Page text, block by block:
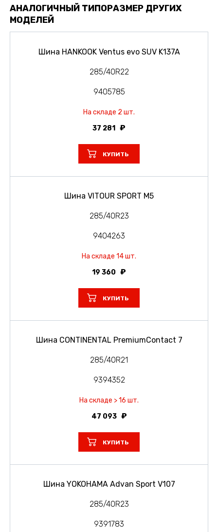
АНАЛОГИЧНЫЙ ТИПОРАЗМЕР ДРУГИХ
МОДЕЛЕЙ
Шина HANKOOK Ventus evo SUV K137A
285/40R22
9405785
На складе 2 шт.
37 281
КУПИТЬ
Шина VITOUR SPORT M5
285/40R23
9404263
На складе 14 шт.
19 360
КУПИТЬ
Шина CONTINENTAL PremiumContact 7
285/40R21
9394352
На складе > 16 шт.
47 093
КУПИТЬ
Шина YOKOHAMA Advan Sport V107
285/40R23
9391783